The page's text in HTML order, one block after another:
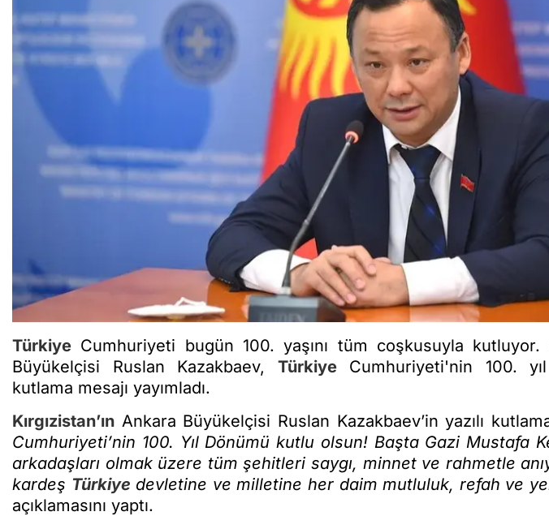
Türkiye Cumhuriyeti bugün 100. yaşını tüm coşkusuyla kutluyor.
Büyükelçisi Ruslan Kazakbaev, TürkiyeCumhuriyeti'nin 100. yıl
kutlama mesajı yayımladı.
Kırgızistan’ın Ankara Büyükelçisi Ruslan Kazakbaev’in yazılı
Cumhuriyeti’nin 100. Yıl Dönümü kutlu olsun! Başta Gazi Mustafa
arkadaşları olmak üzere tüm şehitleri saygı, minnet ve rahmetle
kardeş Türkiye devletine ve milletine her daim mutluluk, refah ve
açıklamasını yaptı.